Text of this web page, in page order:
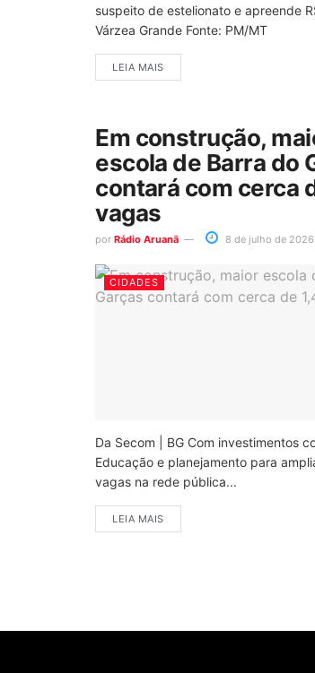
suspeito de estelionato e apreende
Várzea Grande Fonte: PM/MT
LEIA MAIS
Em construção,
escola de Barra do
contará com cerca
vagas
por Rádio Aruanã 8 de julho de 2026
CIDADES
Da Secom | BG Com investimentos
Educação e planejamento para
vagas na rede pública...
LEIA MAIS